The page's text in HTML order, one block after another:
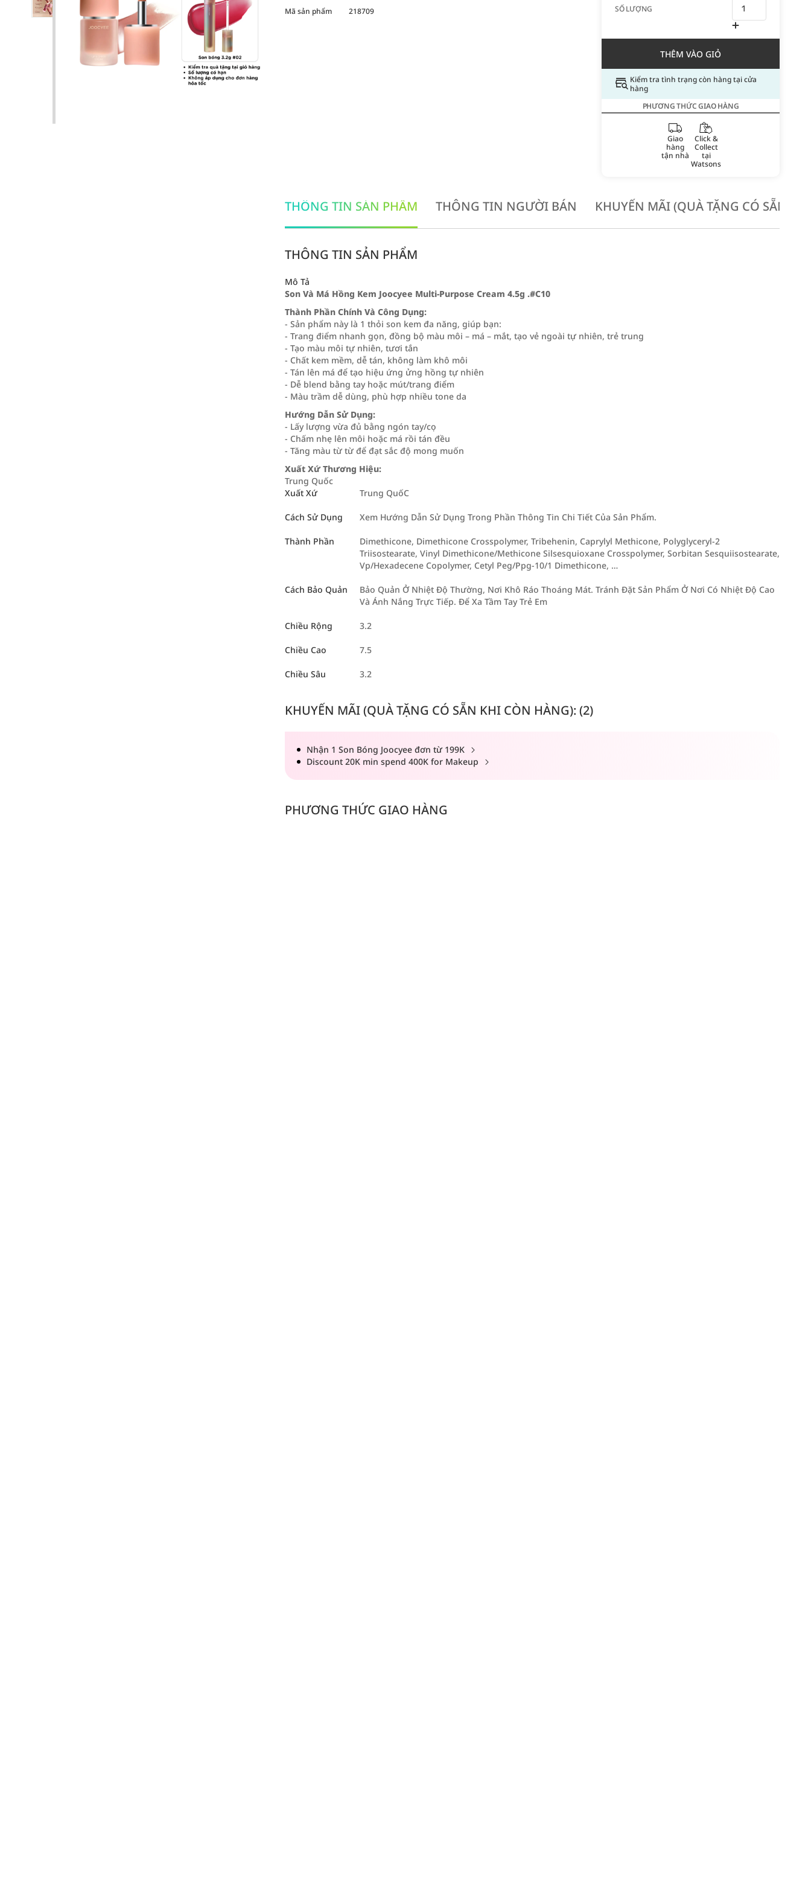
SỐ LƯỢNG
THÊM VÀO GIỎ
Kiểm tra tình trạng còn hàng tại cửa
hàng
PHƯƠNG THỨC GIAO HÀNG
Giao
hàng
tận nhà
Click &
Collect
tại
Watsons
Mã sản phẩm 218709
THÔNG TIN SẢN PHẨM THÔNG TIN NGƯỜI BÁN KHUYẾN MÃI (QUÀ TẶNG CÓ SẴN
THÔNG TIN SẢN PHẨM
Mô Tả
Son Và Má Hồng Kem Joocyee Multi-Purpose Cream 4.5g .#C10
Thành Phần Chính Và Công Dụng:
- Sản phẩm này là 1 thỏi son kem đa năng, giúp bạn:
- Trang điểm nhanh gọn, đồng bộ màu môi – má – mắt, tạo vẻ ngoài tự nhiên, trẻ trung
- Tạo màu môi tự nhiên, tươi tắn
- Chất kem mềm, dễ tán, không làm khô môi
- Tán lên má để tạo hiệu ứng ửng hồng tự nhiên
- Dễ blend bằng tay hoặc mút/trang điểm
- Màu trầm dễ dùng, phù hợp nhiều tone da
Hướng Dẫn Sử Dụng:
- Lấy lượng vừa đủ bằng ngón tay/cọ
- Chấm nhẹ lên môi hoặc má rồi tán đều
- Tăng màu từ từ để đạt sắc độ mong muốn
Xuất Xứ Thương Hiệu:
Trung Quốc
Xuất Xứ
Trung QuốC
Cách Sử Dụng Xem Hướng Dẫn Sử Dụng Trong Phần Thông Tin Chi Tiết Của Sản Phẩm.
Thành Phần
Dimethicone, Dimethicone Crosspolymer, Tribehenin, Caprylyl Methicone, Polyglyceryl-2
Triisostearate, Vinyl Dimethicone/Methicone Silsesquioxane Crosspolymer, Sorbitan Sesquiisostearate,
Vp/Hexadecene Copolymer, Cetyl Peg/Ppg-10/1 Dimethicone, …
Cách Bảo Quản
Bảo Quản Ở Nhiệt Độ Thường, Nơi Khô Ráo Thoáng Mát. Tránh Đặt Sản Phẩm Ở Nơi Có Nhiệt Độ Cao
Và Ánh Nắng Trực Tiếp. Để Xa Tầm Tay Trẻ Em
Chiều Rộng 3.2
Chiều Cao 7.5
Chiều Sâu 3.2
KHUYẾN MÃI (QUÀ TẶNG CÓ SẴN KHI CÒN HÀNG): (2)
Nhận 1 Son Bóng Joocyee đơn từ 199K
Discount 20K min spend 400K for Makeup
PHƯƠNG THỨC GIAO HÀNG